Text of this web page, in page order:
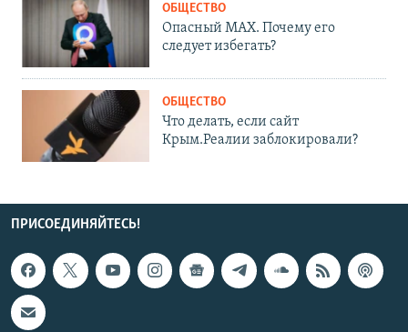
ОБЩЕСТВО
Опасный MAX. Почему его
следует избегать?
ОБЩЕСТВО
Что делать, если сайт
Крым.Реалии заблокировали?
ПРИСОЕДИНЯЙТЕСЬ!